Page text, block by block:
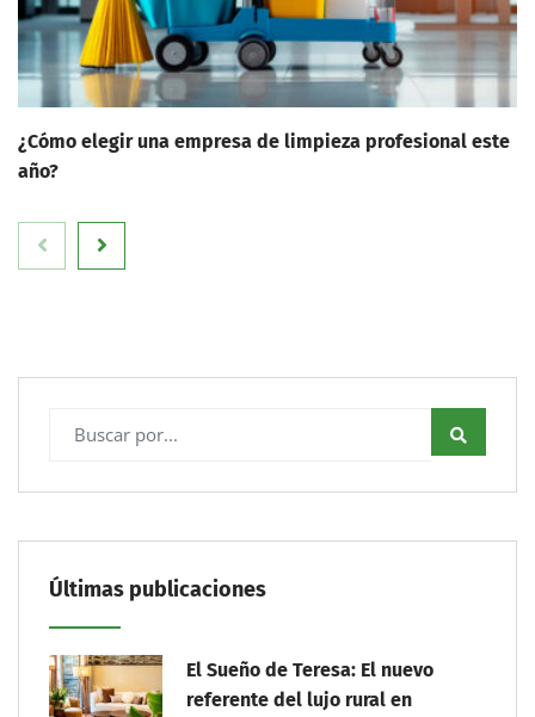
¿Cómo elegir una empresa de limpieza profesional este
año?
Últimas publicaciones
El Sueño de Teresa: El nuevo
referente del lujo rural en